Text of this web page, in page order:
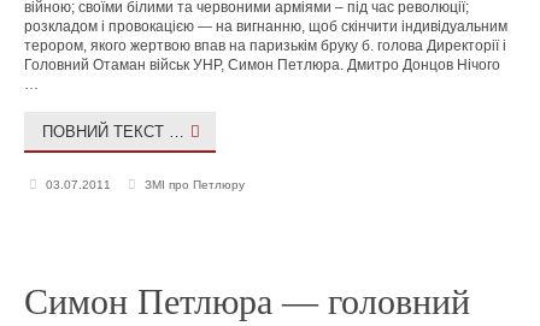
війною; своїми білими та червоними арміями – під час революції;
розкладом і провокацією — на вигнанню, щоб скінчити індивідуальним
терором, якого жертвою впав на паризькім бруку б. голова Директорії і
Головний Отаман військ УНР, Симон Петлюра. Дмитро Донцов Нічого
ПОВНИЙ ТЕКСТ …
03.07.2011 ЗМІ про Петлюру
Симон Петлюра — головний